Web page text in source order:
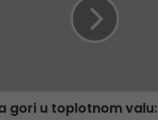
gori u toplotnom